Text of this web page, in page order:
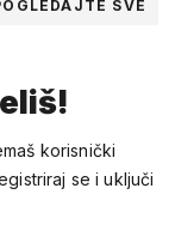
SVE
korisnički
se i uključi